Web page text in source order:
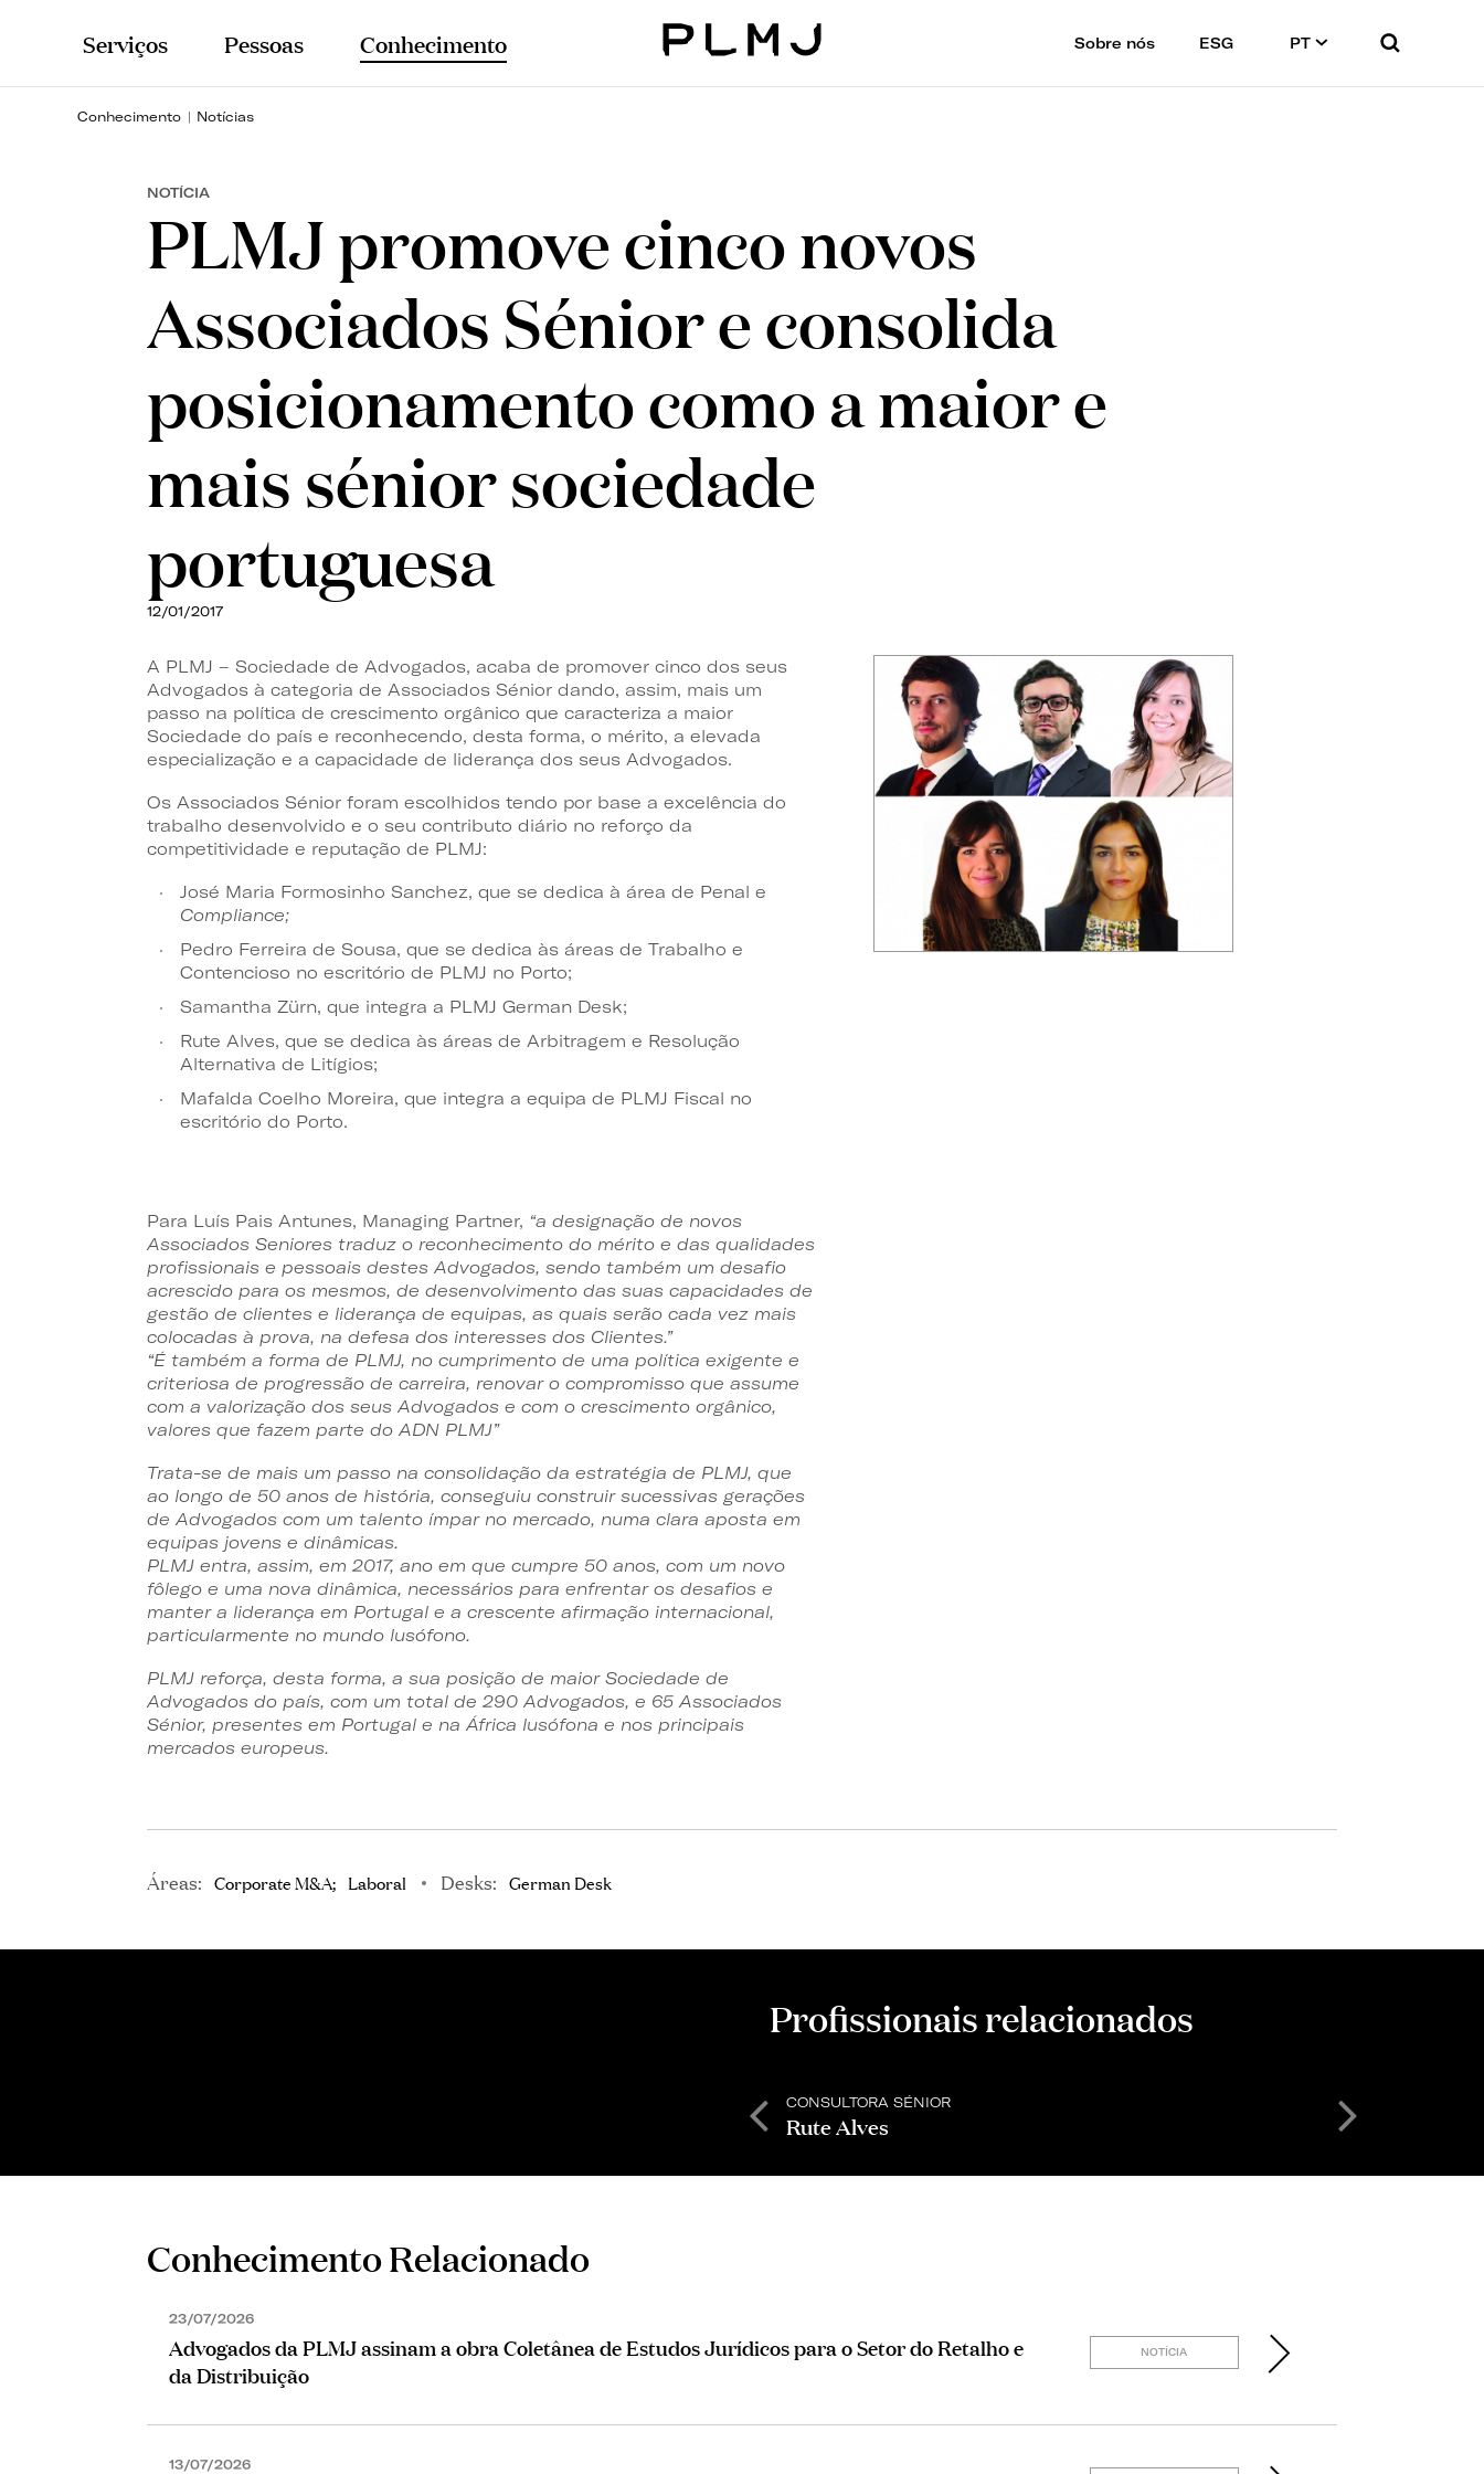
PLMJ
Serviços Pessoas Conhecimento Sobre nós ESG PT
Conhecimento Notícias
NOTÍCIA
PLMJ promove cinco novos
Associados Sénior e consolida
posicionamento como a maior e
mais sénior sociedade
portuguesa
12/01/2017
A PLMJ – Sociedade de Advogados, acaba de promover cinco dos seus
Advogados à categoria de Associados Sénior dando, assim, mais um
passo na política de crescimento orgânico que caracteriza a maior
Sociedade do país e reconhecendo, desta forma, o mérito, a elevada
especialização e a capacidade de liderança dos seus Advogados.
Os Associados Sénior foram escolhidos tendo por base a excelência do
trabalho desenvolvido e o seu contributo diário no reforço da
competitividade e reputação de PLMJ:
José Maria Formosinho Sanchez, que se dedica à área de Penal e
Compliance;
Pedro Ferreira de Sousa, que se dedica às áreas de Trabalho e
Contencioso no escritório de PLMJ no Porto;
Samantha Zürn, que integra a PLMJ German Desk;
Rute Alves, que se dedica às áreas de Arbitragem e Resolução
Alternativa de Litígios;
Mafalda Coelho Moreira, que integra a equipa de PLMJ Fiscal no
escritório do Porto.
Para Luís Pais Antunes, Managing Partner, “a designação de novos
Associados Seniores traduz o reconhecimento do mérito e das qualidades
profissionais e pessoais destes Advogados, sendo também um desafio
acrescido para os mesmos, de desenvolvimento das suas capacidades de
gestão de clientes e liderança de equipas, as quais serão cada vez mais
colocadas à prova, na defesa dos interesses dos Clientes.”
“É também a forma de PLMJ, no cumprimento de uma política exigente e
criteriosa de progressão de carreira, renovar o compromisso que assume
com a valorização dos seus Advogados e com o crescimento orgânico,
valores que fazem parte do ADN PLMJ”
Trata-se de mais um passo na consolidação da estratégia de PLMJ, que
ao longo de 50 anos de história, conseguiu construir sucessivas gerações
de Advogados com um talento ímpar no mercado, numa clara aposta em
equipas jovens e dinâmicas.
PLMJ entra, assim, em 2017, ano em que cumpre 50 anos, com um novo
fôlego e uma nova dinâmica, necessários para enfrentar os desafios e
manter a liderança em Portugal e a crescente afirmação internacional,
particularmente no mundo lusófono.
PLMJ reforça, desta forma, a sua posição de maior Sociedade de
Advogados do país, com um total de 290 Advogados, e 65 Associados
Sénior, presentes em Portugal e na África lusófona e nos principais
mercados europeus.
Áreas: Corporate M&A Laboral Desks: German Desk
Profissionais relacionados
CONSULTORA SÉNIOR
Rute Alves Samantha
Conhecimento Relacionado
23/07/2026
Advogados da PLMJ assinam a obra Coletânea de Estudos Jurídicos para o Setor do Retalho e
da Distribuição
NOTÍCIA
13/07/2026